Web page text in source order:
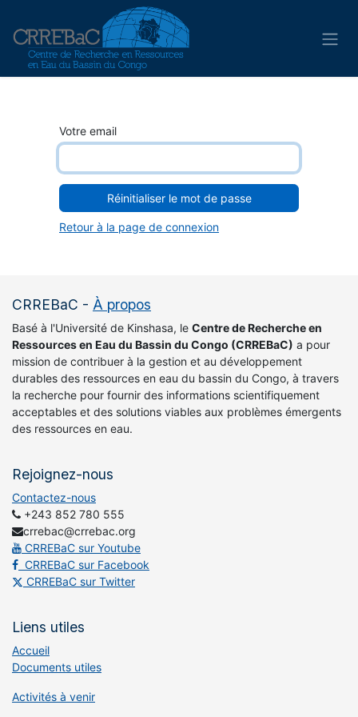
Votre email
Réinitialiser le mot de passe
Retour à la page de connexion
CRREBaC - À propos
Basé à l'Université de Kinshasa, le Centre de Recherche en
Ressources en Eau du Bassin du Congo (CRREBaC) a pour
mission de contribuer à la gestion et au développement
durables des ressources en eau du bassin du Congo, à travers
la recherche pour fournir des informations scientifiquement
acceptables et des solutions viables aux problèmes émergents
des ressources en eau.
Rejoignez-nous
Contactez-nous
+243 852 780 555
crrebac@crrebac.org
CRREBaC sur Youtube
CRREBaC sur Facebook
CRREBaC sur Twitter
Liens utiles
Accueil
Documents utiles
Activités à venir